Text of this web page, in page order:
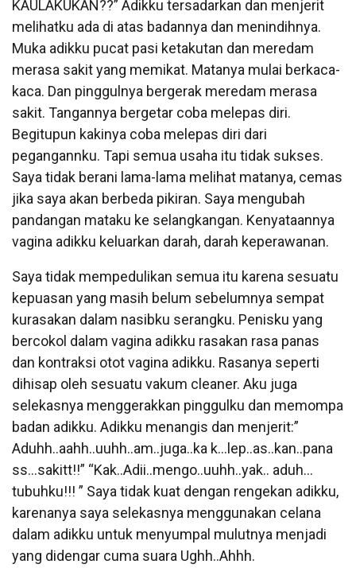
KAULAKUKAN??” Adikku tersadarkan dan menjerit
melihatku ada di atas badannya dan menindihnya.
Muka adikku pucat pasi ketakutan dan meredam
merasa sakit yang memikat. Matanya mulai berkaca-
kaca. Dan pinggulnya bergerak meredam merasa
sakit. Tangannya bergetar coba melepas diri.
Begitupun kakinya coba melepas diri dari
pegangannku. Tapi semua usaha itu tidak sukses.
Saya tidak berani lama-lama melihat matanya, cemas
jika saya akan berbeda pikiran. Saya mengubah
pandangan mataku ke selangkangan. Kenyataannya
vagina adikku keluarkan darah, darah keperawanan.
Saya tidak mempedulikan semua itu karena sesuatu
kepuasan yang masih belum sebelumnya sempat
kurasakan dalam nasibku serangku. Penisku yang
bercokol dalam vagina adikku rasakan rasa panas
dan kontraksi otot vagina adikku. Rasanya seperti
dihisap oleh sesuatu vakum cleaner. Aku juga
selekasnya menggerakkan pinggulku dan memompa
badan adikku. Adikku menangis dan menjerit:”
Aduhh..aahh..uuhh..am..juga..ka k…lep..as..kan..pana
ss…sakitt!!” “Kak..Adii..mengo..uuhh..yak.. aduh…
tubuhku!!! ” Saya tidak kuat dengan rengekan adikku,
karenanya saya selekasnya menggunakan celana
dalam adikku untuk menyumpal mulutnya menjadi
yang didengar cuma suara Ughh..Ahhh.